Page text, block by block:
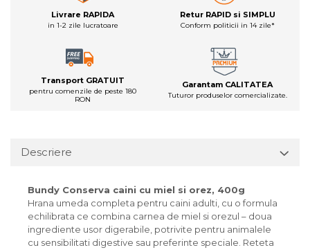
Livrare RAPIDA
in 1-2 zile lucratoare
Retur RAPID si SIMPLU
Conform politicii in 14 zile*
Transport GRATUIT
pentru comenzile de peste 180
RON
Garantam CALITATEA
Tuturor produselor comercializate.
Descriere
Bundy Conserva caini cu miel si orez, 400g
Hrana umeda completa pentru caini adulti, cu o formula
echilibrata ce combina carnea de miel si orezul – doua
ingrediente usor digerabile, potrivite pentru animalele
cu sensibilitati digestive sau preferinte speciale. Reteta